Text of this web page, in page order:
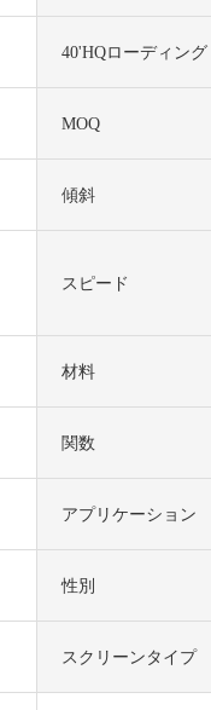
40'HQローディング
MOQ
傾斜
スピード
材料
関数
アプリケーション
性別
スクリーンタイプ